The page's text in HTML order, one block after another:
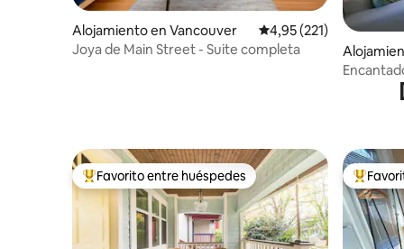
Alojamiento en Vancouver Calificación promedio:
4,95 (221)
Joya de Main Street - Suite completa
parque
Favorito entre los huéspedes más destacados
Favorito entre huéspedes